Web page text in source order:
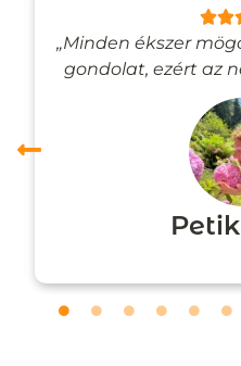
„Minden ékszer
gondolat, ezért az